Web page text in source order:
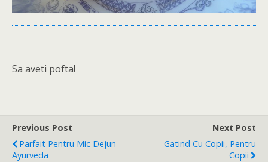
Sa aveti pofta!
Previous Post
Parfait Pentru Mic Dejun
Ayurveda
Next Post
Gatind Cu Copii, Pentru
Copii